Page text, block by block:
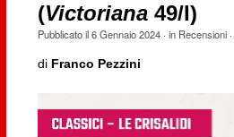
(Victoriana49/I)
Pubblicato il6 Gennaio 2024· in Recensioni·
di Franco Pezzini